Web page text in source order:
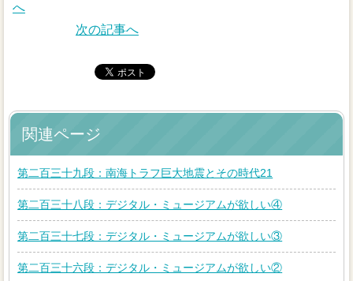
へ
次の記事へ
関連ページ
第二百三十九段：南海トラフ巨大地震とその時代21
第二百三十八段：デジタル・ミュージアムが欲しい④
第二百三十七段：デジタル・ミュージアムが欲しい③
第二百三十六段：デジタル・ミュージアムが欲しい②